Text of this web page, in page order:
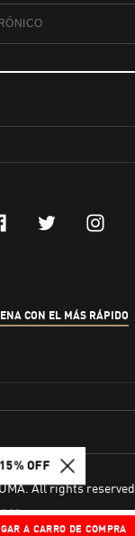
A CARRO DE COMPRA
OFF